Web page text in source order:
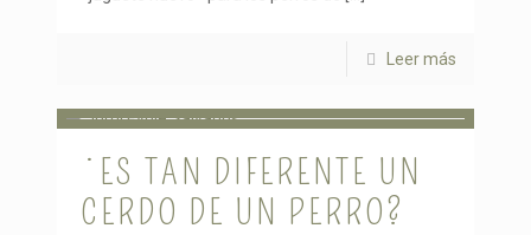
Leer más
¿ES TAN DIFERENTE UN
CERDO DE UN PERRO?